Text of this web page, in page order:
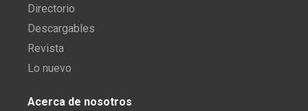
Directorio
Descargables
Revista
Lo nuevo
Acerca de nosotros